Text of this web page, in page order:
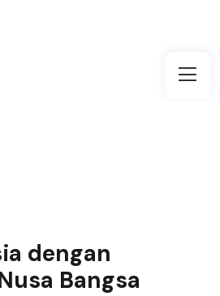
dengan
Bangsa